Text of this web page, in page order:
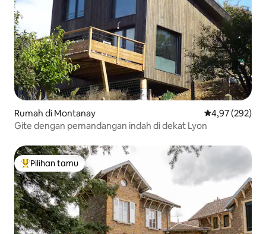
Rumah di Montanay Nilai rata-rata
4,97 (292)
Gite dengan pemandangan indah di dekat Lyon
Pilihan tamu terpopuler
Pilihan tamu